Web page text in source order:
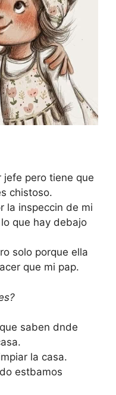
jefe pero tiene que
chistoso.
la inspeccin de mi
que hay debajo
solo porque ella
que mi pap.
saben dnde
la casa.
estbamos